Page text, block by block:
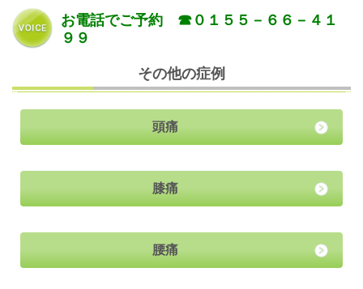
お電話でご予約 ☎０１５５－６６－４１
９９
その他の症例
頭痛
膝痛
腰痛